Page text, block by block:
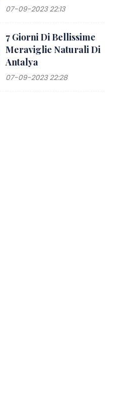
07-09-2023 22:13
7 Giorni Di Bellissime
Meraviglie Naturali Di
Antalya
07-09-2023 22:28